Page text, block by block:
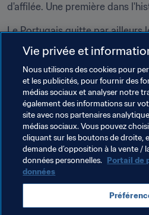
d'affilée. Une première dans
Le Portugais quitte par ailleurs
mieux classé au
Classement
sélections asiatiques.
Avec 100 matches au
succès avec l’Iran, fait 27
rencontres.
Thèmes en lien
IR Iran
Vie privée et
Nous utilisons des cookies pour
et les publicités, pour fournir des
médias sociaux et analyser notre
également des informations sur
site avec nos partenaires
médias sociaux. Vous pouvez
cliquant sur les boutons de droite,
demande d’opposition à la vente /
données personnelles. Portail de
données